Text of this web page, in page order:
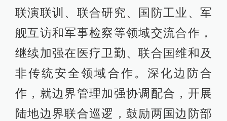
联演联训、联合研究、国防工业、军
舰互访和军事检察等领域交流合作，
继续加强在医疗卫勤、联合国维和及
非传统安全领域合作。深化边防合
作，就边界管理加强协调配合，开展
陆地边界联合巡逻，鼓励两国边防部